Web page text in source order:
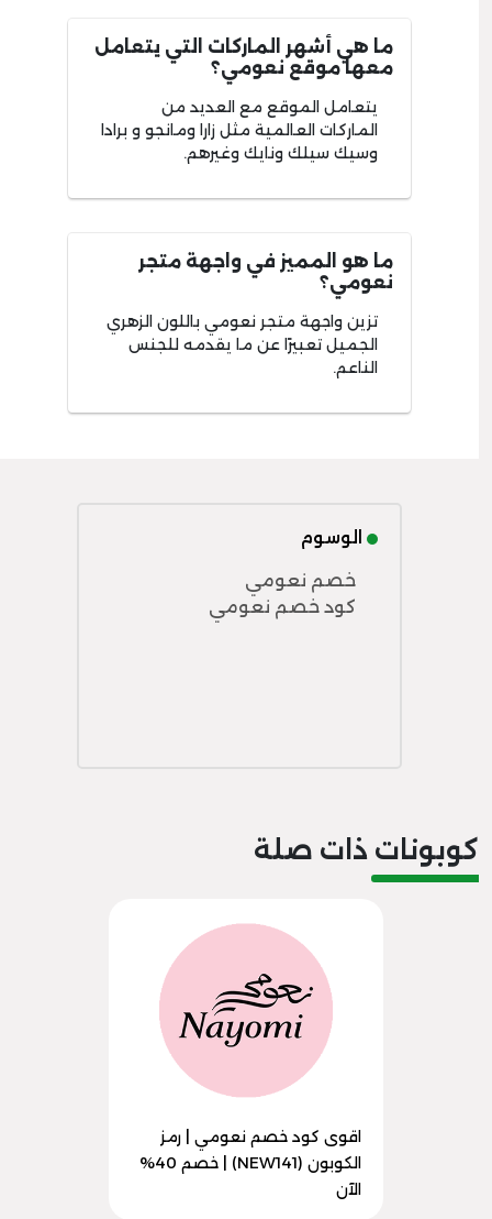
ما هي أشهر الماركات التي يتعامل
معها موقع نعومي؟
يتعامل الموقع مع العديد من
الماركات العالمية مثل زارا ومانجو و برادا
وسيك سيلك ونايك وغيرهم.
ما هو المميز في واجهة متجر
نعومي؟
تزين واجهة متجر نعومي باللون الزهري
الجميل تعبيرًا عن ما يقدمه للجنس
الناعم.
الوسوم
خصم نعومي
كود خصم نعومي
كوبونات ذات صلة
اقوى كود خصم نعومي | رمز
الكوبون (NEW141) | خصم 40%
الآن